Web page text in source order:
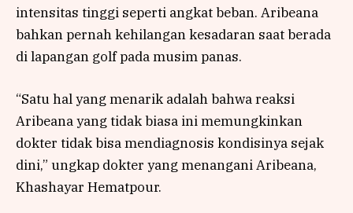
intensitas tinggi seperti angkat beban. Aribeana
bahkan pernah kehilangan kesadaran saat berada
di lapangan golf pada musim panas.
“Satu hal yang menarik adalah bahwa reaksi
Aribeana yang tidak biasa ini memungkinkan
dokter tidak bisa mendiagnosis kondisinya sejak
dini,” ungkap dokter yang menangani Aribeana,
Khashayar Hematpour.